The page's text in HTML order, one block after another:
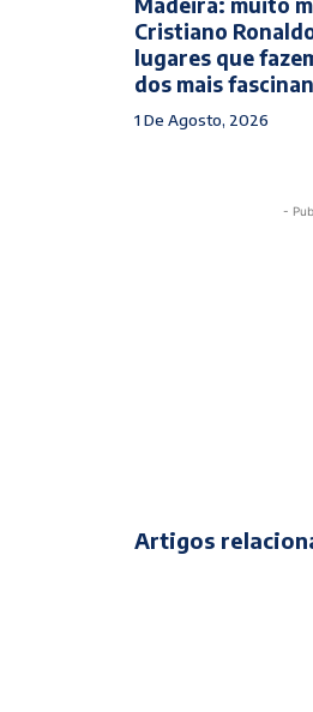
Madeira: muito
Cristiano
lugares que
dos mais
1 De Agosto, 2026
-
Artigos